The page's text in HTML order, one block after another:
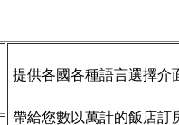
提供各國各種語言選擇介
帶給您數以萬計的飯店訂